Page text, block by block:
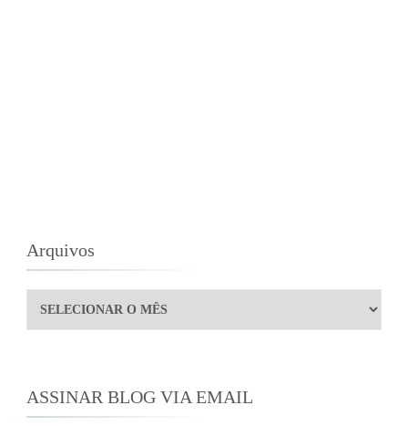
Arquivos
Arquivos
ASSINAR BLOG VIA EMAIL